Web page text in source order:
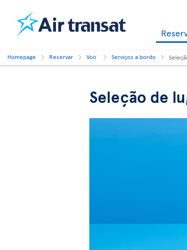
Homepage Reservar Voo Serviços a bordo
Seleção de